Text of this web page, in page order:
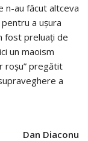
n-au făcut altceva
a ușura
fost preluați de
un maoism
roșu” pregătit
a
Diaconu